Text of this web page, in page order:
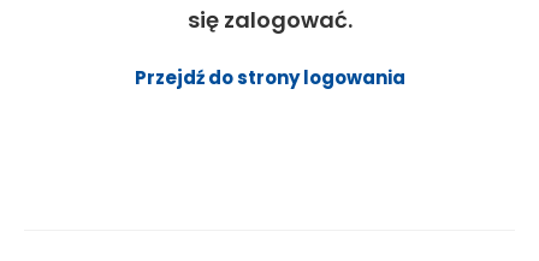
się zalogować.
Przejdź do strony logowania